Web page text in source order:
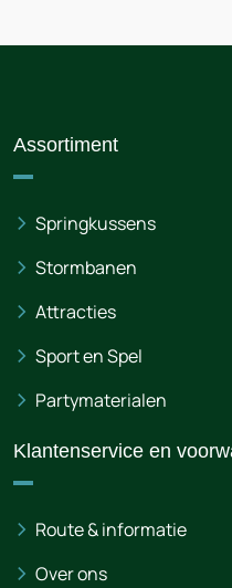
Assortiment
Springkussens
Stormbanen
Attracties
Sport en Spel
Partymaterialen
Klantenservice en
Route & informatie
Over ons